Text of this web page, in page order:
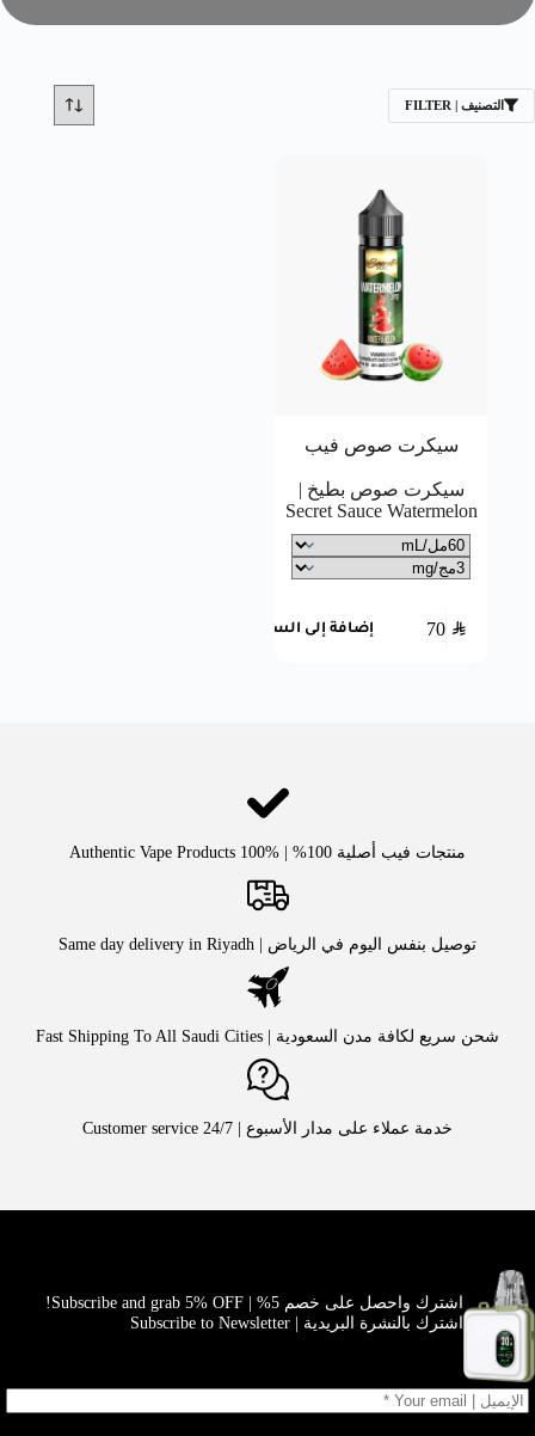
التصنيف | FILTER
سيكرت صوص فيب
سيكرت صوص بطيخ |
Secret Sauce Watermelon
70 SAR إضافة إلى السلة
منتجات فيب أصلية 100% | Authentic Vape Products 100%
توصيل بنفس اليوم في الرياض | Same day delivery in Riyadh
شحن سريع لكافة مدن السعودية | Fast Shipping To All Saudi Cities
خدمة عملاء على مدار الأسبوع | Customer service 24/7
اشترك واحصل على خصم 5% | Subscribe and grab 5% OFF!
اشترك بالنشرة البريدية | Subscribe to Newsletter